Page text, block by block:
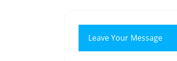
Leave Your Message